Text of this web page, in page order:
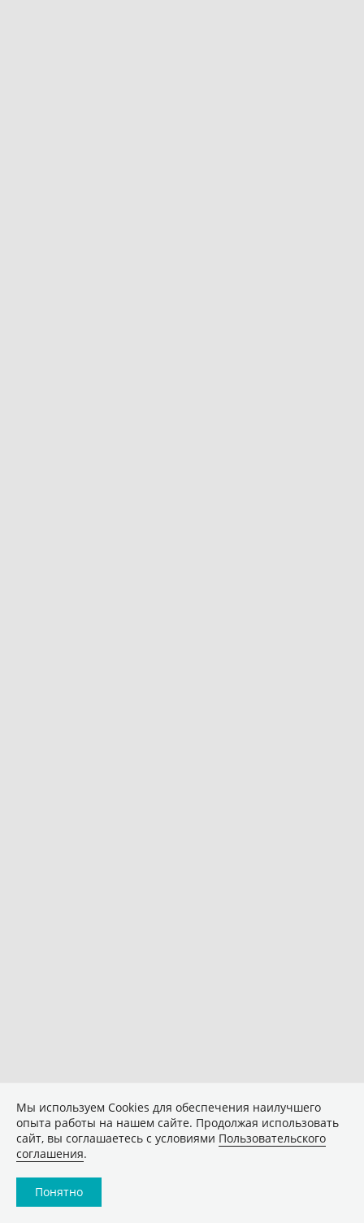
Мы используем Сookies для обеспечения наилучшего
опыта работы на нашем сайте. Продолжая использовать
сайт, вы соглашаетесь с условиями Пользовательского
соглашения.
Понятно